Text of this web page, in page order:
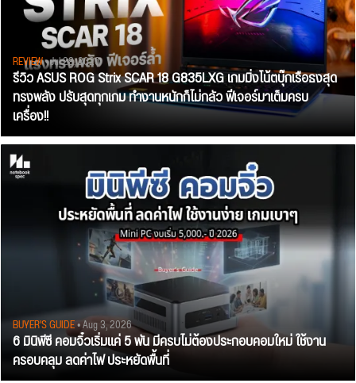
REVIEW• Jul 28, 2026
รีวิว ASUS ROG Strix SCAR 18 G835LXG เกมมิ่งโน้ตบุ๊กเรือธงสุด
ทรงพลัง ปรับสุดทุกเกม ทำงานหนักก็ไม่กลัว ฟีเจอร์มาเต็มครบ
เครื่อง!!
BUYER'S GUIDE• Aug 3, 2026
6 มินิพีซี คอมจิ๋วเริ่มแค่ 5 พัน มีครบไม่ต้องประกอบคอมใหม่ ใช้งาน
ครอบคลุม ลดค่าไฟ ประหยัดพื้นที่